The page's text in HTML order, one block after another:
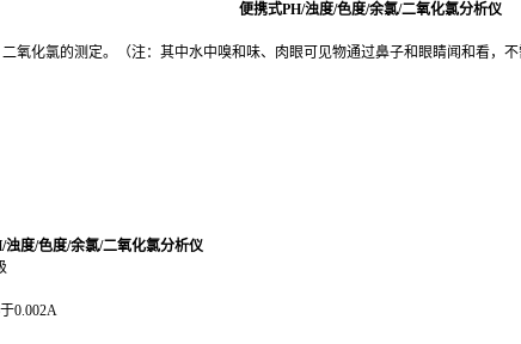
便携式PH/浊度/色度/余氯/二氧化氯分析仪
氧化氯的测定。（注：其中水中嗅和味、肉眼可见物通过鼻子和眼睛闻和看，不
浊度/色度/余氯/二氧化氯分析仪
0.002A